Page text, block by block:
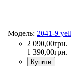
Модель: 2041-9
2 090,00грн.
1 390,00грн.
Купити